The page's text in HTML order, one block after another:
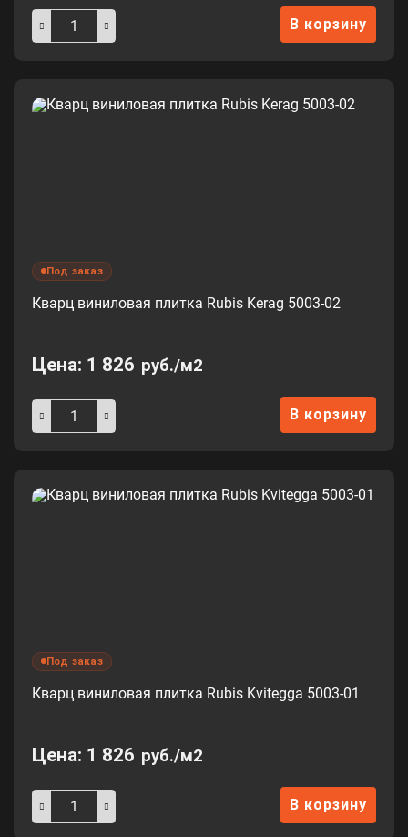
В корзину
Под заказ
Кварц виниловая плитка Rubis Kerag 5003-02
Цена: 1 826 руб./м2
В корзину
Под заказ
Кварц виниловая плитка Rubis Kvitegga 5003-01
Цена: 1 826 руб./м2
В корзину